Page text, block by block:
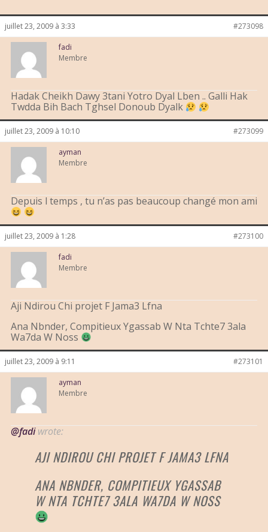
juillet 23, 2009 à 3:33 #273098
fadi
Membre
Hadak Cheikh Dawy 3tani Yotro Dyal Lben .. Galli Hak
Twdda Bih Bach Tghsel Donoub Dyalk
juillet 23, 2009 à 10:10 #273099
ayman
Membre
Depuis l temps , tu n’as pas beaucoup changé mon ami
juillet 23, 2009 à 1:28 #273100
fadi
Membre
Aji Ndirou Chi projet F Jama3 Lfna
Ana Nbnder, Compitieux Ygassab W Nta Tchte7 3ala
Wa7da W Noss
juillet 23, 2009 à 9:11 #273101
ayman
Membre
@fadiwrote:
AJI NDIROU CHI PROJET F JAMA3 LFNA
ANA NBNDER, COMPITIEUX YGASSAB
W NTA TCHTE7 3ALA WA7DA W NOSS